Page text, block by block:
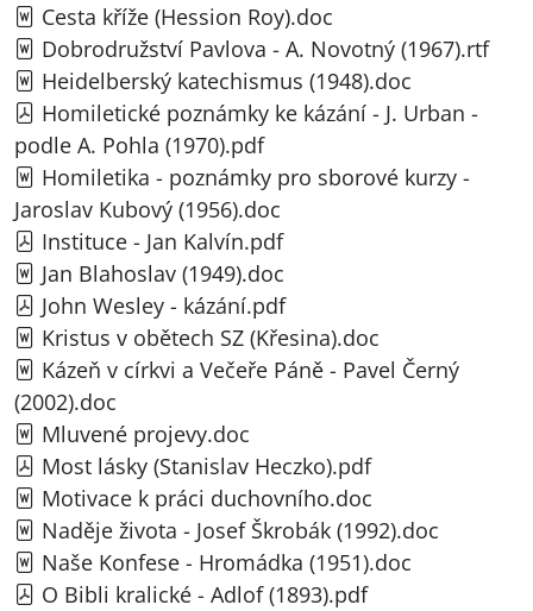
Cesta kříže (Hession Roy).doc
Dobrodružství Pavlova - A. Novotný (1967).rtf
Heidelberský katechismus (1948).doc
Homiletické poznámky ke kázání - J. Urban -
podle A. Pohla (1970).pdf
Homiletika - poznámky pro sborové kurzy -
Jaroslav Kubový (1956).doc
Instituce - Jan Kalvín.pdf
Jan Blahoslav (1949).doc
John Wesley - kázání.pdf
Kristus v obětech SZ (Křesina).doc
Kázeň v církvi a Večeře Páně - Pavel Černý
(2002).doc
Mluvené projevy.doc
Most lásky (Stanislav Heczko).pdf
Motivace k práci duchovního.doc
Naděje života - Josef Škrobák (1992).doc
Naše Konfese - Hromádka (1951).doc
O Bibli kralické - Adlof (1893).pdf